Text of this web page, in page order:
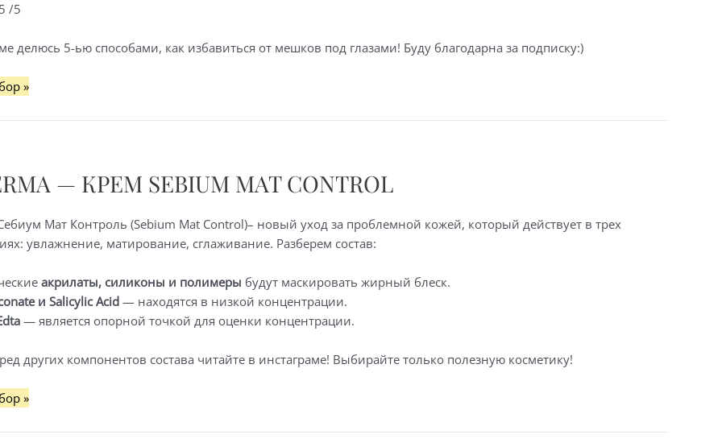
/5
делюсь 5-ью способами, как избавиться от мешков под глазами! Буду благодарна за подписку:)
»
— КРЕМ SEBIUM MAT CONTROL
Мат Контроль (Sebium Mat Control)– новый уход за проблемной кожей, который действует в трех
увлажнение, матирование, сглаживание. Разберем состав:
акрилаты, силиконы и полимеры будут маскировать жирный блеск.
и Salicylic Acid — находятся в низкой концентрации.
— является опорной точкой для оценки концентрации.
других компонентов состава читайте в инстаграме! Выбирайте только полезную косметику!
»